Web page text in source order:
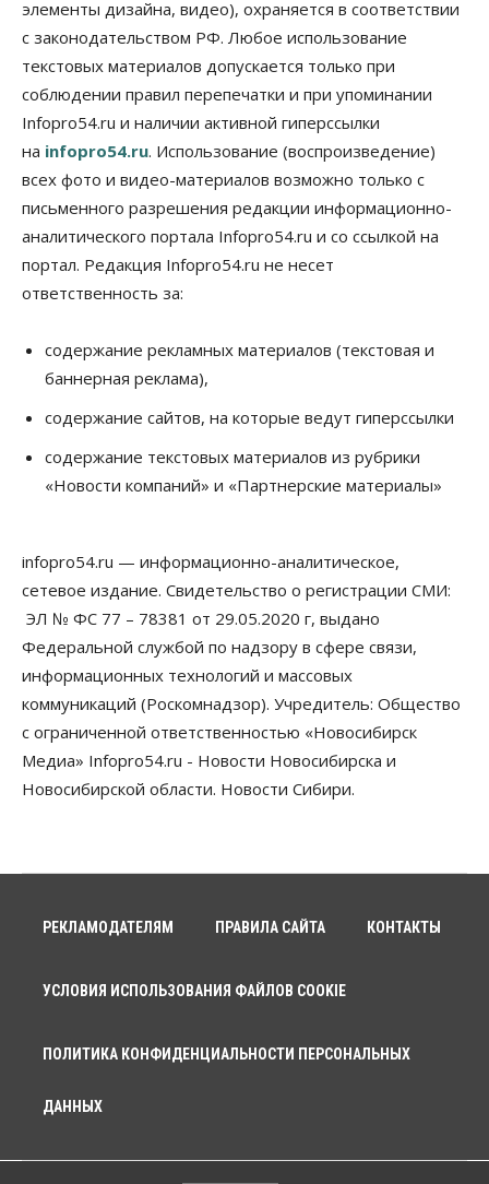
элементы дизайна, видео), охраняется в соответствии
с законодательством РФ. Любое использование
текстовых материалов допускается только при
соблюдении правил перепечатки и при упоминании
Infopro54.ru и наличии активной гиперссылки
на infopro54.ru. Использование (воспроизведение)
всех фото и видео-материалов возможно только с
письменного разрешения редакции информационно-
аналитического портала Infopro54.ru и со ссылкой на
портал. Редакция Infopro54.ru не несет
ответственность за:
содержание рекламных материалов (текстовая и
баннерная реклама),
содержание сайтов, на которые ведут гиперссылки
содержание текстовых материалов из рубрики
«Новости компаний» и «Партнерские материалы»
infopro54.ru — информационно-аналитическое,
сетевое издание. Свидетельство о регистрации СМИ:
ЭЛ № ФС 77 – 78381 от 29.05.2020 г, выдано
Федеральной службой по надзору в сфере связи,
информационных технологий и массовых
коммуникаций (Роскомнадзор). Учредитель: Общество
с ограниченной ответственностью «Новосибирск
Медиа» Infopro54.ru - Новости Новосибирска и
Новосибирской области. Новости Сибири.
РЕКЛАМОДАТЕЛЯМ ПРАВИЛА САЙТА КОНТАКТЫ
УСЛОВИЯ ИСПОЛЬЗОВАНИЯ ФАЙЛОВ COOKIE
ПОЛИТИКА КОНФИДЕНЦИАЛЬНОСТИ ПЕРСОНАЛЬНЫХ
ДАННЫХ